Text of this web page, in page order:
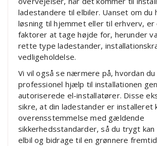
ladestandere til elbiler. Uanset om du
løsning til hjemmet eller til erhverv, er
faktorer at tage højde for, herunder
rette type ladestander,
vedligeholdelse.
Vi vil også se nærmere på, hvordan du
professionel hjælp til installationen
autoriserede el-installatører. Disse
sikre, at din ladestander er installeret
overensstemmelse med gældende
sikkerhedsstandarder, så du trygt kan
elbil og bidrage til en grønnere